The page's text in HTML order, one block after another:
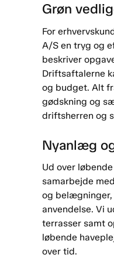
Grøn
For
A/S en tryg og
beskriver
Driftsaftalerne
og budget. Alt
gødskning og
driftsherren og
Nyanlæg
Ud over
samarbejde
og
anvendelse. Vi
terrasser samt
løbende
over tid.